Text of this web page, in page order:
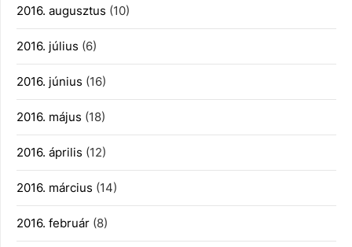
2016. augusztus (10)
2016. július (6)
2016. június (16)
2016. május (18)
2016. április (12)
2016. március (14)
2016. február (8)